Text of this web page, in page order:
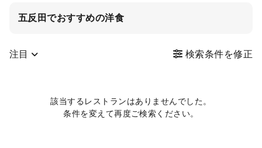
五反田でおすすめの洋食
注目 検索条件を修正
該当するレストランはありませんでした。
条件を変えて再度ご検索ください。